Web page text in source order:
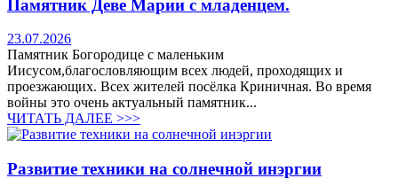
Памятник Деве Марии с младенцем.
23.07.2026
Памятник Богородице с маленьким
Иисусом,благословляющим всех людей, проходящих и
проезжающих. Всех жителей посёлка Криничная. Во время
войны это очень актуальный памятник...
ЧИТАТЬ ДАЛЕЕ >>>
Развитие техники на солнечной инэргии